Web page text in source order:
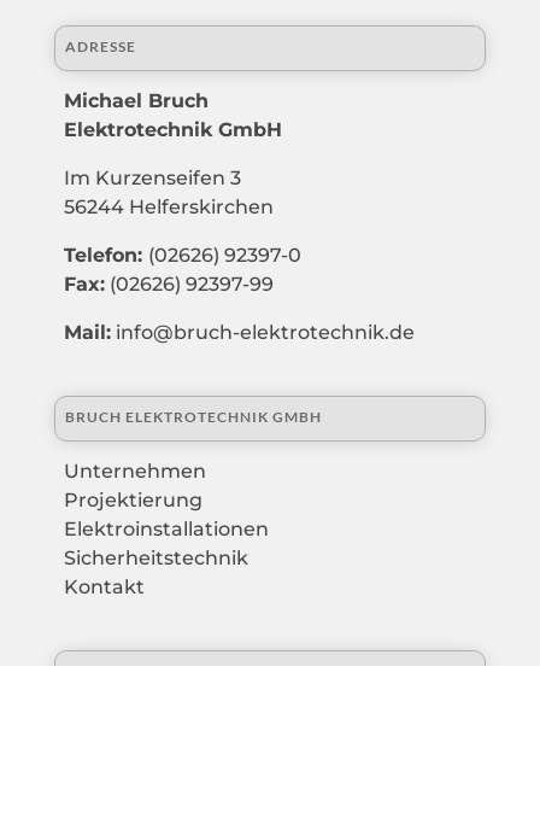
ADRESSE
Michael Bruch
Elektrotechnik GmbH
Im Kurzenseifen 3
56244 Helferskirchen
Telefon: (02626) 92397-0
Fax: (02626) 92397-99
Mail: info@bruch-elektrotechnik.de
BRUCH ELEKTROTECHNIK GMBH
Unternehmen
Projektierung
Elektroinstallationen
Sicherheitstechnik
Kontakt
INFOS